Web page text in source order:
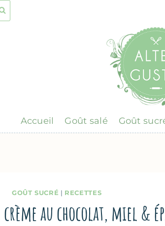
Accueil Goût salé Goût
GOÛT SUCRÉ | RECETTES
au chocolat, miel &